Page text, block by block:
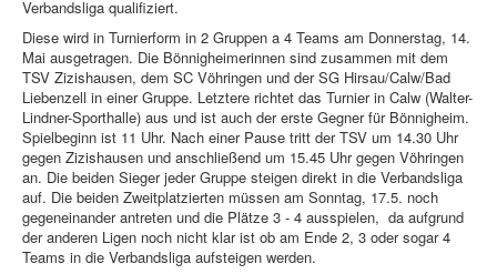
Verbandsliga qualifiziert.
Diese wird in Turnierform in 2 Gruppen a 4 Teams am Donnerstag, 14.
Mai ausgetragen. Die Bönnigheimerinnen sind zusammen mit dem
TSV Zizishausen, dem SC Vöhringen und der SG Hirsau/Calw/Bad
Liebenzell in einer Gruppe. Letztere richtet das Turnier in Calw (Walter-
Lindner-Sporthalle) aus und ist auch der erste Gegner für Bönnigheim.
Spielbeginn ist 11 Uhr. Nach einer Pause tritt der TSV um 14.30 Uhr
gegen Zizishausen und anschließend um 15.45 Uhr gegen Vöhringen
an. Die beiden Sieger jeder Gruppe steigen direkt in die Verbandsliga
auf. Die beiden Zweitplatzierten müssen am Sonntag, 17.5. noch
gegeneinander antreten und die Plätze 3 - 4 ausspielen, da aufgrund
der anderen Ligen noch nicht klar ist ob am Ende 2, 3 oder sogar 4
Teams in die Verbandsliga aufsteigen werden.